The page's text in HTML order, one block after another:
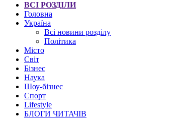
ВСІ РОЗДІЛИ
Головна
Україна
Всі новини розділу
Політика
Місто
Світ
Бізнес
Наука
Шоу-бізнес
Спорт
Lifestyle
БЛОГИ ЧИТАЧІВ